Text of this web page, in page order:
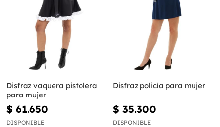
Disfraz vaquera pistolera
para mujer
$ 61.650
DISPONIBLE
Disfraz policía para mujer
$ 35.300
DISPONIBLE